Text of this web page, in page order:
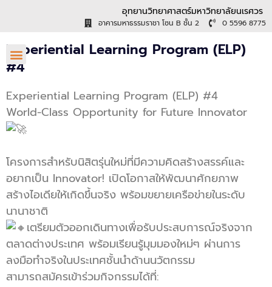
อุทยานวิทยาศาสตร์มหาวิทยาลัยนเรศวร
อาคารมหาธรรมราชา โซน B ชั้น 2 0 5596 8775
Experiential Learning Program (ELP)
#4
Experiential Learning Program (ELP) #4
World-Class Opportunity for Future Innovator
โครงการสำหรับนิสิตรุ่นใหม่ที่มีความคิดสร้างสรรค์และ
อยากเป็น Innovator! เปิดโอกาสให้พัฒนาศักยภาพ
สร้างไอเดียให้เกิดขึ้นจริง พร้อมขยายเครือข่ายในระดับ
นานาชาติ
เตรียมตัวออกเดินทางเพื่อรับประสบการณ์จริงจาก
ตลาดต่างประเทศ พร้อมเรียนรู้มุมมองใหม่ๆ ผ่านการ
ลงมือทำจริงในประเทศชั้นนำด้านนวัตกรรม
สามารถสมัครเข้าร่วมกิจกรรมได้ที่: